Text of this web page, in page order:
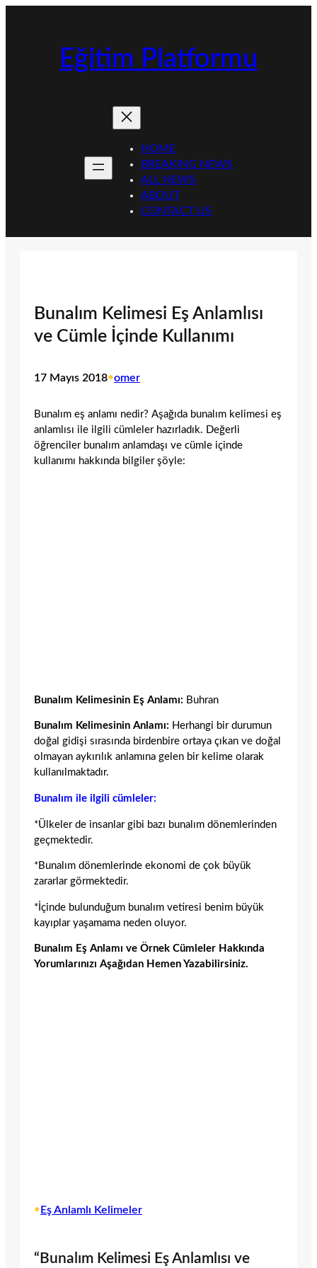
Eğitim Platformu
HOME
BREAKING NEWS
ALL NEWS
ABOUT
CONTACT US
Bunalım Kelimesi Eş Anlamlısı
ve Cümle İçinde Kullanımı
17 Mayıs 2018•omer
Bunalım eş anlamı nedir? Aşağıda bunalım kelimesi eş
anlamlısı ile ilgili cümleler hazırladık. Değerli
öğrenciler bunalım anlamdaşı ve cümle içinde
kullanımı hakkında bilgiler şöyle:
Bunalım Kelimesinin Eş Anlamı: Buhran
Bunalım Kelimesinin Anlamı: Herhangi bir durumun
doğal gidişi sırasında birdenbire ortaya çıkan ve doğal
olmayan aykırılık anlamına gelen bir kelime olarak
kullanılmaktadır.
Bunalım ile ilgili cümleler:
*Ülkeler de insanlar gibi bazı bunalım dönemlerinden
geçmektedir.
*Bunalım dönemlerinde ekonomi de çok büyük
zararlar görmektedir.
*İçinde bulunduğum bunalım vetiresi benim büyük
kayıplar yaşamama neden oluyor.
Bunalım Eş Anlamı ve Örnek Cümleler Hakkında
Yorumlarınızı Aşağıdan Hemen Yazabilirsiniz.
• Eş Anlamlı Kelimeler
“Bunalım Kelimesi Eş Anlamlısı ve